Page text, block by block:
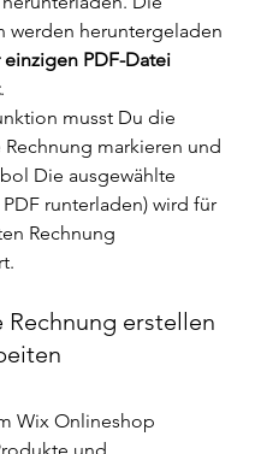
werden heruntergeladen
einzigen PDF-Datei
.
musst Du die
markieren und
Die ausgewählte
runterladen) wird für
Rechnung
Rechnung erstellen
Wix Onlineshop